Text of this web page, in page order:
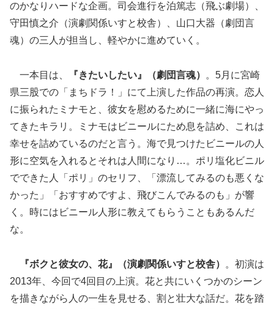
のかなりハードな企画。司会進行を泊篤志（飛ぶ劇場）、
守田慎之介（演劇関係いすと校舎）、山口大器（劇団言
魂）の三人が担当し、軽やかに進めていく。
一本目は、 『きたいしたい』（劇団言魂）
。5月に宮崎
県三股での「まちドラ！」にて上演した作品の再演。恋人
に振られたミナモと、彼女を慰めるために一緒に海にやっ
てきたキラリ。ミナモはビニールにため息を詰め、これは
幸せを詰めているのだと言う。海で見つけたビニールの人
形に空気を入れるとそれは人間になり…。ポリ塩化ビニル
でできた人「ポリ」のセリフ、「漂流してみるのも悪くな
かった」「おすすめですよ、飛びこんでみるのも」が響
く。時にはビニール人形に教えてもらうこともあるんだ
な。
『ボクと彼女の、花』（演劇関係いすと校舎）
。初演は
2013年、今回で4回目の上演。花と共にいくつかのシーン
を描きながら人の一生を見せる、割と壮大な話だ。花を踏